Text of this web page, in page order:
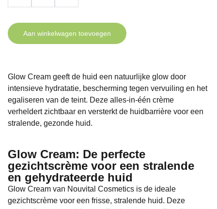
Aan winkelwagen toevoegen
Glow Cream geeft de huid een natuurlijke glow door
intensieve hydratatie, bescherming tegen vervuiling en het
egaliseren van de teint. Deze alles-in-één crème
verheldert zichtbaar en versterkt de huidbarrière voor een
stralende, gezonde huid.
Glow Cream: De perfecte
gezichtscrème voor een stralende
en gehydrateerde huid
Glow Cream van Nouvital Cosmetics is de ideale
gezichtscrème voor een frisse, stralende huid. Deze